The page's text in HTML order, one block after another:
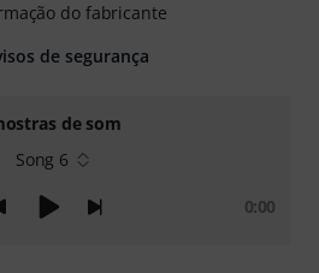
de som
Song 6
0:00
do fabricante
de segurança